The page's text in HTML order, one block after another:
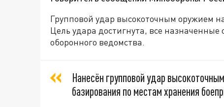
Групповой удар высокоточным оружием
Цель удара достигнута, все
оборонного ведомства.
Нанесён групповой удар
базирования по местам хранения